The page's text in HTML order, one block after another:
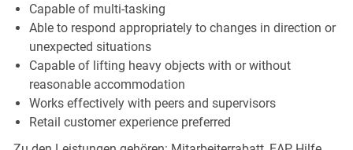
Capable of multi-tasking
Able to respond appropriately to changes in direction or
unexpected situations
Capable of lifting heavy objects with or without
reasonable accommodation
Works effectively with peers and supervisors
Retail customer experience preferred